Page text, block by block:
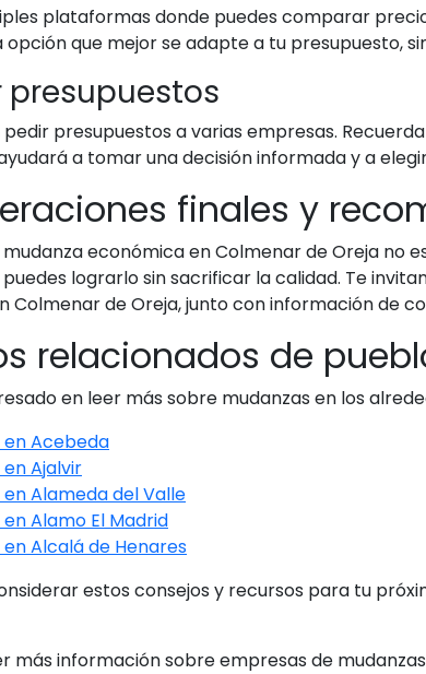
plataformas donde puedes comparar
que mejor se adapte a tu presupuesto,
presupuestos
pedir presupuestos a varias empresas.
a tomar una decisión informada y a
finales y
mudanza económica en Colmenar de Oreja no
lograrlo sin sacrificar la calidad. Te
Colmenar de Oreja, junto con información de
relacionados de
en leer más sobre mudanzas en los
en Acebeda
Ajalvir
en Alameda del Valle
Alamo El Madrid
en Alcalá de Henares
estos consejos y recursos para tu
más información sobre empresas de